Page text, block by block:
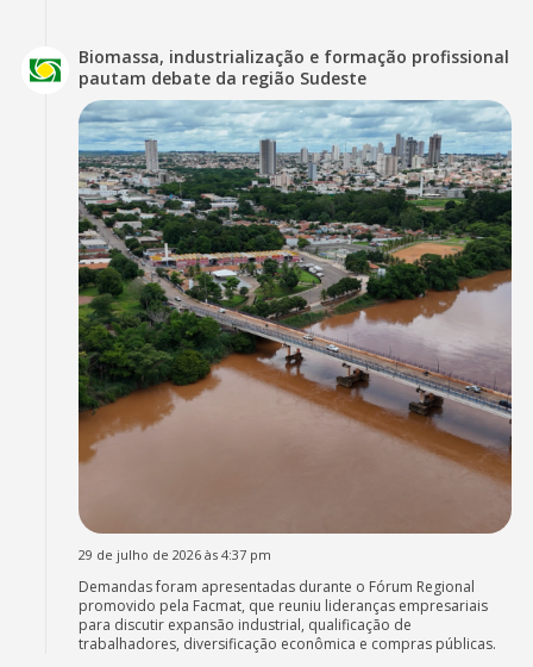
Biomassa, industrialização e formação profissional
pautam debate da região Sudeste
29 de julho de 2026 às 4:37 pm
Demandas foram apresentadas durante o Fórum Regional
promovido pela Facmat, que reuniu lideranças empresariais
para discutir expansão industrial, qualificação de
trabalhadores, diversificação econômica e compras públicas.